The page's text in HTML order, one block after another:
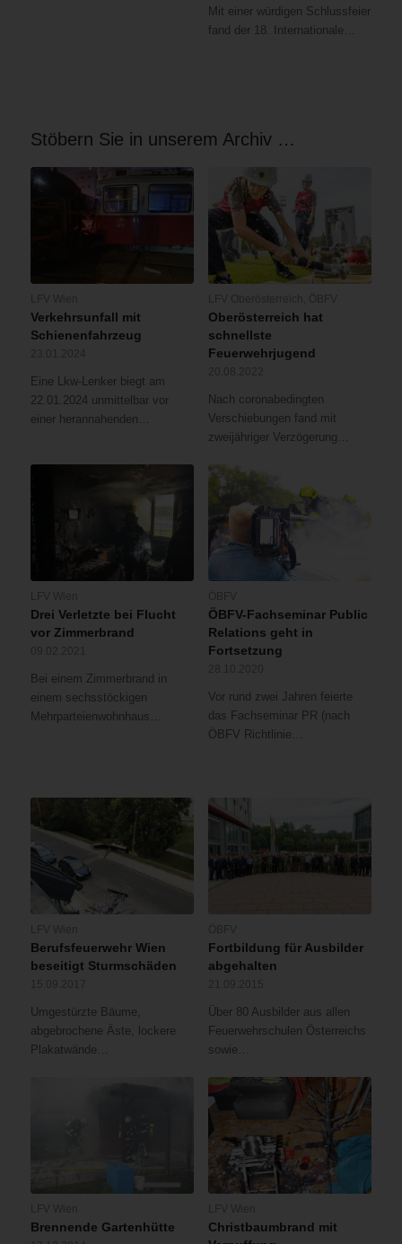
Mit einer würdigen Schlussfeier
fand der 18. Internationale…
Stöbern Sie in unserem Archiv …
Verkehrsunfall mit
Schienenfahrzeug
Eine Lkw-Lenker biegt am
22.01.2024 unmittelbar vor
einer herannahenden…
Oberösterreich hat
schnellste
Feuerwehrjugend
Nach coronabedingten
Verschiebungen fand mit
zweijähriger Verzögerung…
Drei Verletzte bei Flucht
vor Zimmerbrand
Bei einem Zimmerbrand in
einem sechsstöckigen
Mehrparteienwohnhaus…
ÖBFV-Fachseminar Public
Relations geht in
Fortsetzung
Vor rund zwei Jahren feierte
das Fachseminar PR (nach
ÖBFV Richtlinie…
Berufsfeuerwehr Wien
beseitigt Sturmschäden
Umgestürzte Bäume,
abgebrochene Äste, lockere
Plakatwände…
Fortbildung für Ausbilder
abgehalten
Über 80 Ausbilder aus allen
Feuerwehrschulen Österreichs
sowie…
Brennende Gartenhütte
Christbaumbrand mit